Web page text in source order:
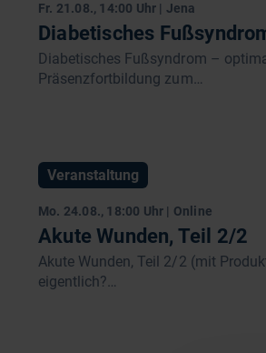
Fr. 21.08., 14:00 Uhr | Jena
Diabetisches
Diabetisches Fußsyndrom –
Präsenzfortbildung zum…
Veranstaltung
Mo. 24.08., 18:00 Uhr | Online
Akute Wunden, Teil 2/2
Akute Wunden, Teil 2/2 (mit
eigentlich?…